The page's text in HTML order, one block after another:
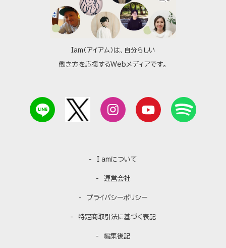
Iam（アイアム）は、自分らしい
働き方を応援するWebメディアです。
I amについて
運営会社
プライバシーポリシー
特定商取引法に基づく表記
編集後記